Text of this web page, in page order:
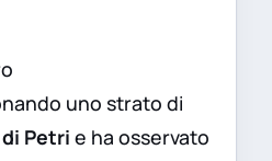
uno strato di
Petri e ha osservato